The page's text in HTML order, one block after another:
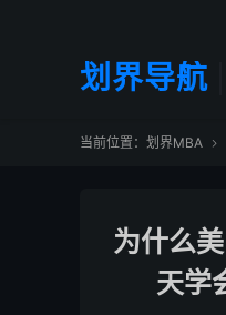
划界导航
当前位置： 划界MBA 
为什么
天学